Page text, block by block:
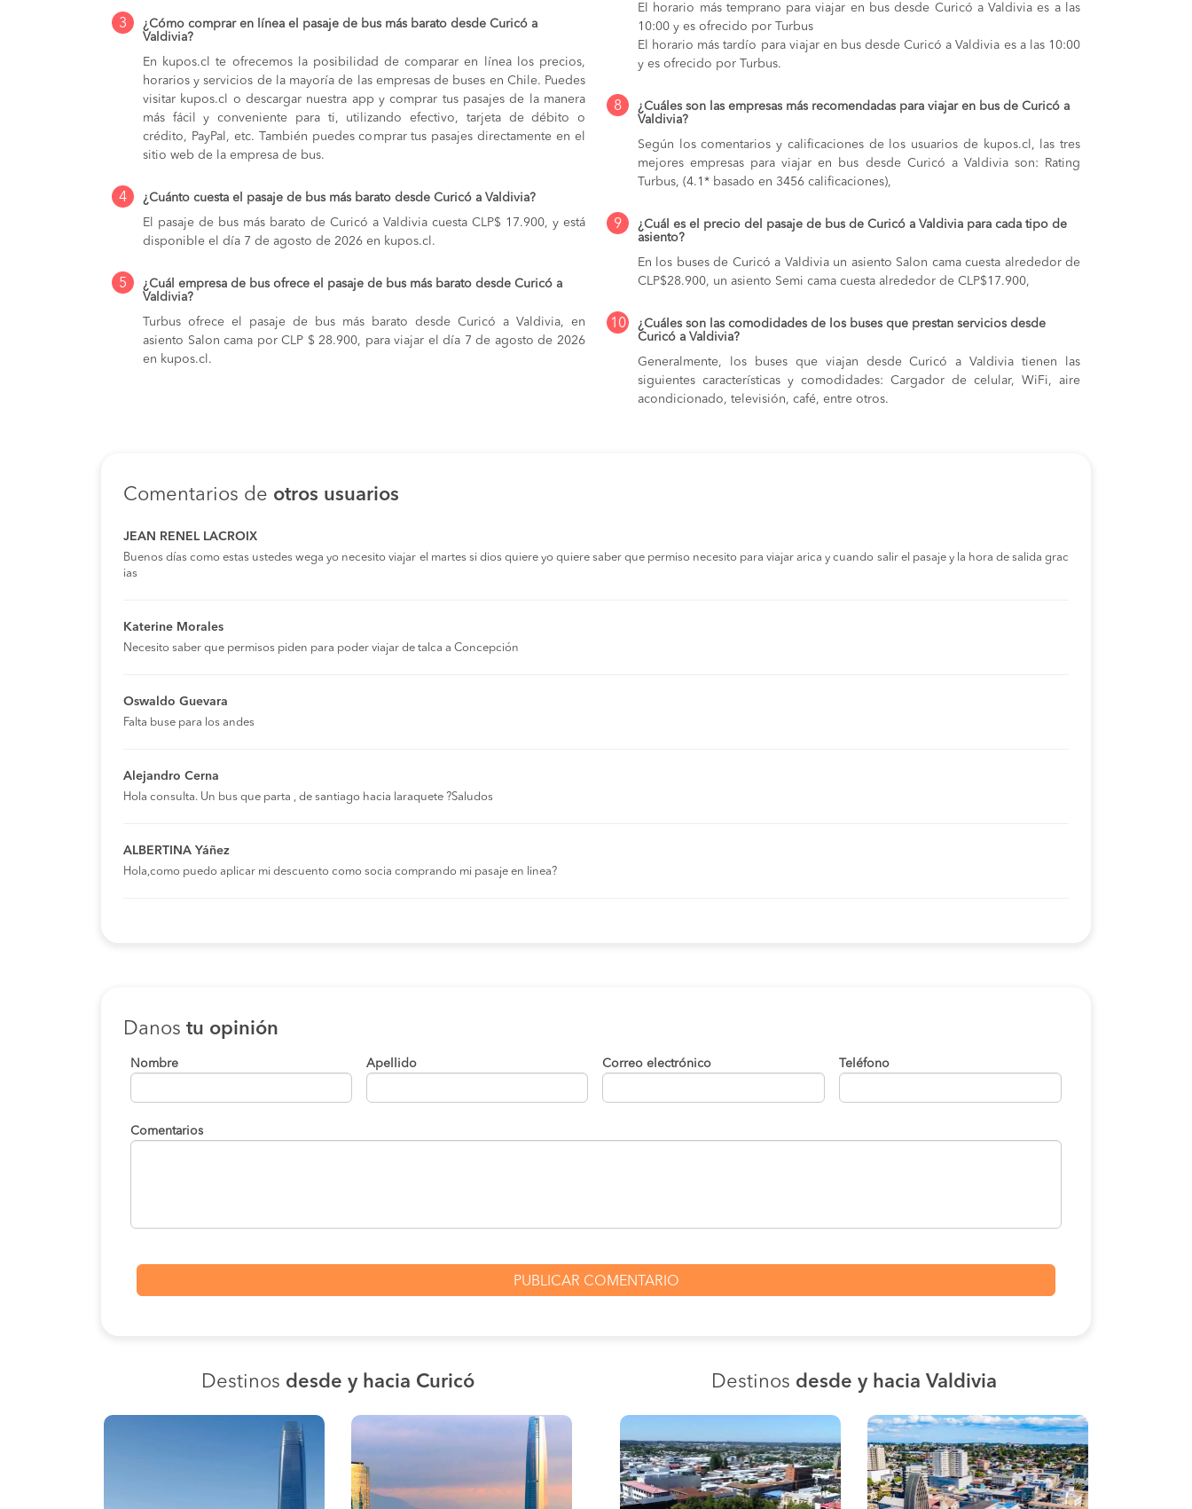
3
¿Cómo comprar en línea el pasaje de bus más barato desde Curicó a
Valdivia?
En kupos.cl te ofrecemos la posibilidad de comparar en línea los precios,
horarios y servicios de la mayoría de las empresas de buses en Chile. Puedes
visitar kupos.cl o descargar nuestra app y comprar tus pasajes de la manera
más fácil y conveniente para ti, utilizando efectivo, tarjeta de débito o
crédito, PayPal, etc. También puedes comprar tus pasajes directamente en el
sitio web de la empresa de bus.
4
¿Cuánto cuesta el pasaje de bus más barato desde Curicó a Valdivia?
El pasaje de bus más barato de Curicó a Valdivia cuesta CLP$ 17.900, y está
disponible el día 7 de agosto de 2026 en kupos.cl.
5
¿Cuál empresa de bus ofrece el pasaje de bus más barato desde Curicó a
Valdivia?
Turbus ofrece el pasaje de bus más barato desde Curicó a Valdivia, en
asiento Salon cama por CLP $ 28.900, para viajar el día 7 de agosto de 2026
en kupos.cl.
El horario más temprano para viajar en bus desde Curicó a Valdivia es a las
10:00 y es ofrecido por Turbus
El horario más tardío para viajar en bus desde Curicó a Valdivia es a las 10:00
y es ofrecido por Turbus.
8
¿Cuáles son las empresas más recomendadas para viajar en bus de Curicó a
Valdivia?
Según los comentarios y calificaciones de los usuarios de kupos.cl, las tres
mejores empresas para viajar en bus desde Curicó a Valdivia son: Rating
Turbus, (4.1* basado en 3456 calificaciones),
9
¿Cuál es el precio del pasaje de bus de Curicó a Valdivia para cada tipo de
asiento?
En los buses de Curicó a Valdivia un asiento Salon cama cuesta alrededor de
CLP$28.900, un asiento Semi cama cuesta alrededor de CLP$17.900,
10
¿Cuáles son las comodidades de los buses que prestan servicios desde
Curicó a Valdivia?
Generalmente, los buses que viajan desde Curicó a Valdivia tienen las
siguientes características y comodidades: Cargador de celular, WiFi, aire
acondicionado, televisión, café, entre otros.
Comentarios de otros usuarios
JEAN RENEL LACROIX
Buenos días como estas ustedes wega yo necesito viajar el martes si dios quiere yo quiere saber que permiso necesito para viajar arica y cuando salir el pasaje y la hora de salida grac
ias
Katerine Morales
Necesito saber que permisos piden para poder viajar de talca a Concepción
Oswaldo Guevara
Falta buse para los andes
Alejandro Cerna
Hola consulta. Un bus que parta , de santiago hacia laraquete ?Saludos
ALBERTINA Yáñez
Hola,como puedo aplicar mi descuento como socia comprando mi pasaje en linea?
Danos tu opinión
Nombre Apellido Correo electrónico Teléfono
Comentarios
Destinos desde y hacia Curicó Destinos desde y hacia Valdivia